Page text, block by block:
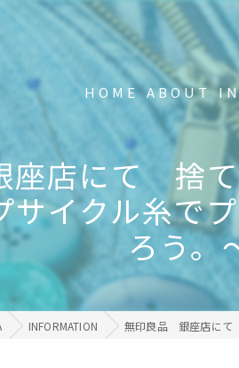
HOME ABOUT
新品の不要
FAQ
事業内容
メディア掲
店にて 捨て
サイクル糸で
ろう。
INFORMATION 無印良品 銀座店にて